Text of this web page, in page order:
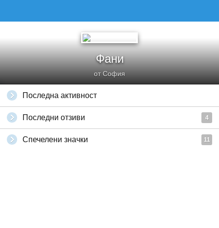
Фани
от София
Последна активност
Последни отзиви 4
Спечелени значки 11